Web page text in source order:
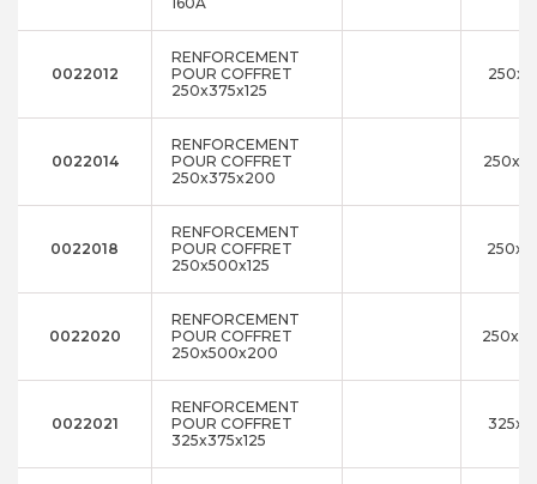
0022012
RENFORCEMENT
POUR COFFRET
250x375x125
0022014
RENFORCEMENT
POUR COFFRET
250x375x200
0022018
RENFORCEMENT
POUR COFFRET
250x500x125
0022020
RENFORCEMENT
POUR COFFRET
250x500x200
0022021
RENFORCEMENT
POUR COFFRET
325x375x125